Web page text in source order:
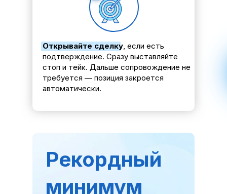
Открывайте сделку, если есть
подтверждение. Сразу выставляйте
стоп и тейк. Дальше сопровождение не
требуется — позиция закроется
автоматически.
Рекордный
минимум